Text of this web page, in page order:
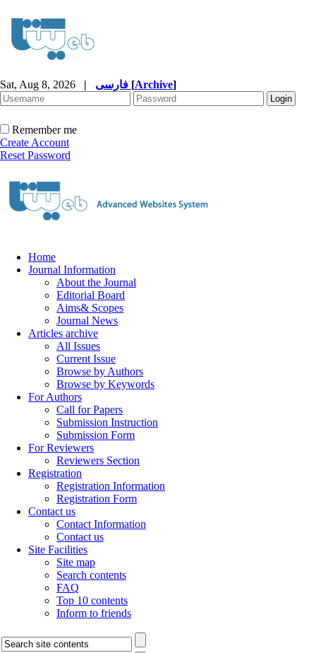
Sat, Aug 8, 2026 | [Archive]
Remember me
Create Account
Reset Password
Home
Journal Information
About the Journal
Editorial Board
Aims& Scopes
Journal News
Articles archive
All Issues
Current Issue
Browse by Authors
Browse by Keywords
For Authors
Call for Papers
Submission Instruction
Submission Form
For Reviewers
Reviewers Section
Registration
Registration Information
Registration Form
Contact us
Contact Information
Contact us
Site Facilities
Site map
Search contents
FAQ
Top 10 contents
Inform to friends